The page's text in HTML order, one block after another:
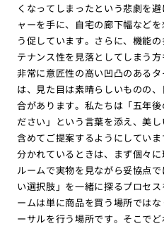
くなってしまったという悲劇を
ャーを手に、自宅の廊下幅など
う促しています。さらに、機能
テナンス性を見落としてしまう
非常に意匠性の高い凹凸のある
は、見た目は素晴らしいものの
合があります。私たちは「五年
ださい」という言葉を添え、美
含めてご提案するようにしてい
分かれているときは、まず個々
ルームで実物を見ながら妥協点
い選択肢」を一緒に探るプロセ
ームは単に商品を買う場所では
ーサルを行う場所です。そこで